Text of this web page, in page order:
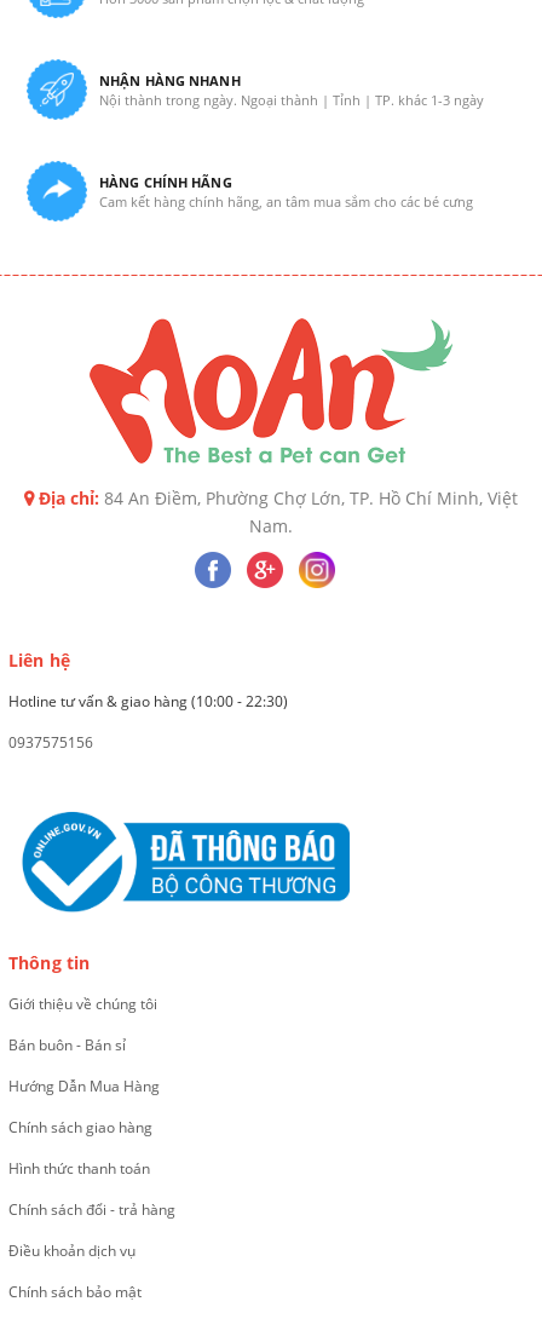
NHẬN HÀNG NHANH
Nội thành trong ngày. Ngoại thành | Tỉnh | TP. khác 1-3 ngày
HÀNG CHÍNH HÃNG
Cam kết hàng chính hãng, an tâm mua sắm cho các bé cưng
Địa chỉ: 84 An Điềm, Phường Chợ Lớn, TP. Hồ Chí Minh, Việt
Nam.
Liên hệ
Hotline tư vấn & giao hàng (10:00 - 22:30)
0937575156
Thông tin
Giới thiệu về chúng tôi
Bán buôn - Bán sỉ
Hướng Dẫn Mua Hàng
Chính sách giao hàng
Hình thức thanh toán
Chính sách đổi - trả hàng
Điều khoản dịch vụ
Chính sách bảo mật